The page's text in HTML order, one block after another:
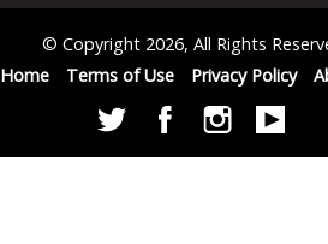
© Copyright 2026, All Rights
Home
Terms of Use Privacy Policy